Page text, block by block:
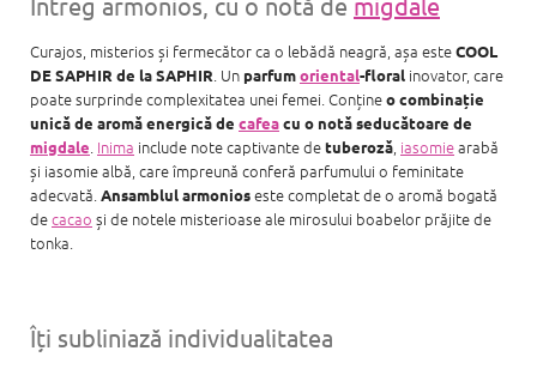
Curajos, misterios și fermecător ca o lebădă neagră, așa esteCOOL
DE SAPHIR de la SAPHIR. Un parfumoriental-floral inovator, care
poate surprinde complexitatea unei femei. Conțineo combinație
unică de aromă energică de cafeacu o notă seducătoare de
migdale. Inima include note captivante detuberoză, iasomiearabă
și iasomie albă, care împreună conferă parfumului o feminitate
adecvată.Ansamblul armonioseste completat de o aromă bogată
decacao și de notele misterioase ale mirosului boabelor prăjite de
tonka.
Îți subliniază individualitatea